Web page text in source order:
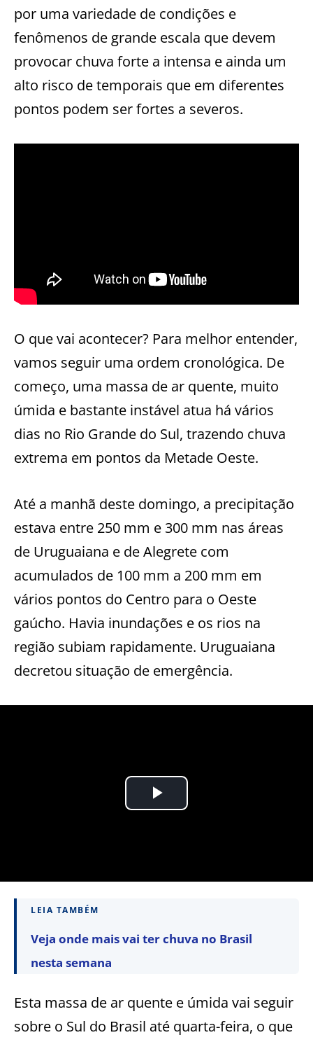
por uma variedade de condições e
fenômenos de grande escala que devem
provocar chuva forte a intensa e ainda um
alto risco de temporais que em diferentes
pontos podem ser fortes a severos.
O que vai acontecer? Para melhor entender,
vamos seguir uma ordem cronológica. De
começo, uma massa de ar quente, muito
úmida e bastante instável atua há vários
dias no Rio Grande do Sul, trazendo chuva
extrema em pontos da Metade Oeste.
Até a manhã deste domingo, a precipitação
estava entre 250 mm e 300 mm nas áreas
de Uruguaiana e de Alegrete com
acumulados de 100 mm a 200 mm em
vários pontos do Centro para o Oeste
gaúcho. Havia inundações e os rios na
região subiam rapidamente. Uruguaiana
decretou situação de emergência.
LEIA TAMBÉM
Veja onde mais vai ter chuva no Brasil
nesta semana
Esta massa de ar quente e úmida vai seguir
sobre o Sul do Brasil até quarta-feira, o que